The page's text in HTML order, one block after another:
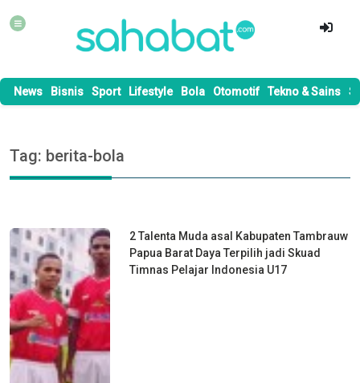
News Bisnis Sport Lifestyle Bola Otomotif Tekno & Sains
Tag: berita-bola
2 Talenta Muda asal Kabupaten Tambrauw
Papua Barat Daya Terpilih jadi Skuad
Timnas Pelajar Indonesia U17